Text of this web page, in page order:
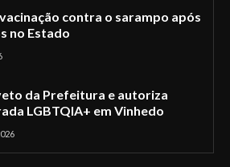
contra o sarampo após
no Estado
da Prefeitura e autoriza
LGBTQIA+ em Vinhedo